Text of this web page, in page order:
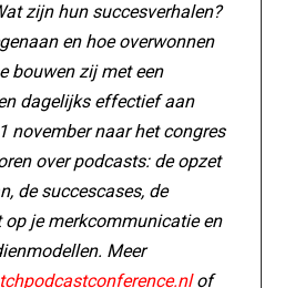
zijn hun succesverhalen?
en hoe overwonnen
bouwen zij met een
dagelijks effectief aan
november naar het congres
over podcasts: de opzet
de succescases, de
je merkcommunicatie en
Meer
of